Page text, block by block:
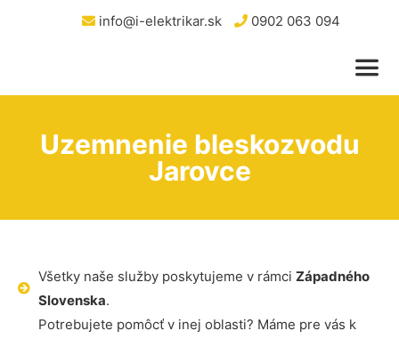
info@i-elektrikar.sk 0902 063 094
Uzemnenie bleskozvodu
Jarovce
Všetky naše služby poskytujeme v rámci Západného
Slovenska.
Potrebujete pomôcť v inej oblasti? Máme pre vás k